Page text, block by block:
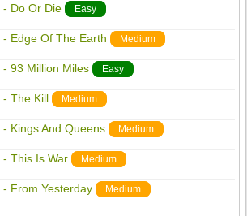
- Do Or Die Easy
Edge Of The Earth Medium
93 Million Miles Easy
- The Kill Medium
Kings And Queens Medium
This Is War Medium
From Yesterday Medium